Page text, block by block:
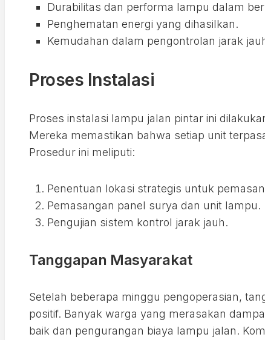
Durabilitas dan performa lampu dalam
Penghematan energi yang dihasilkan.
Kemudahan dalam pengontrolan jarak
Proses Instalasi
Proses instalasi lampu jalan pintar ini
Mereka memastikan bahwa setiap unit
Prosedur ini meliputi:
Penentuan lokasi strategis untuk
Pemasangan panel surya dan unit lampu.
Pengujian sistem kontrol jarak jauh.
Tanggapan Masyarakat
Setelah beberapa minggu pengoperasian,
positif. Banyak warga yang merasakan
baik dan pengurangan biaya lampu jalan.